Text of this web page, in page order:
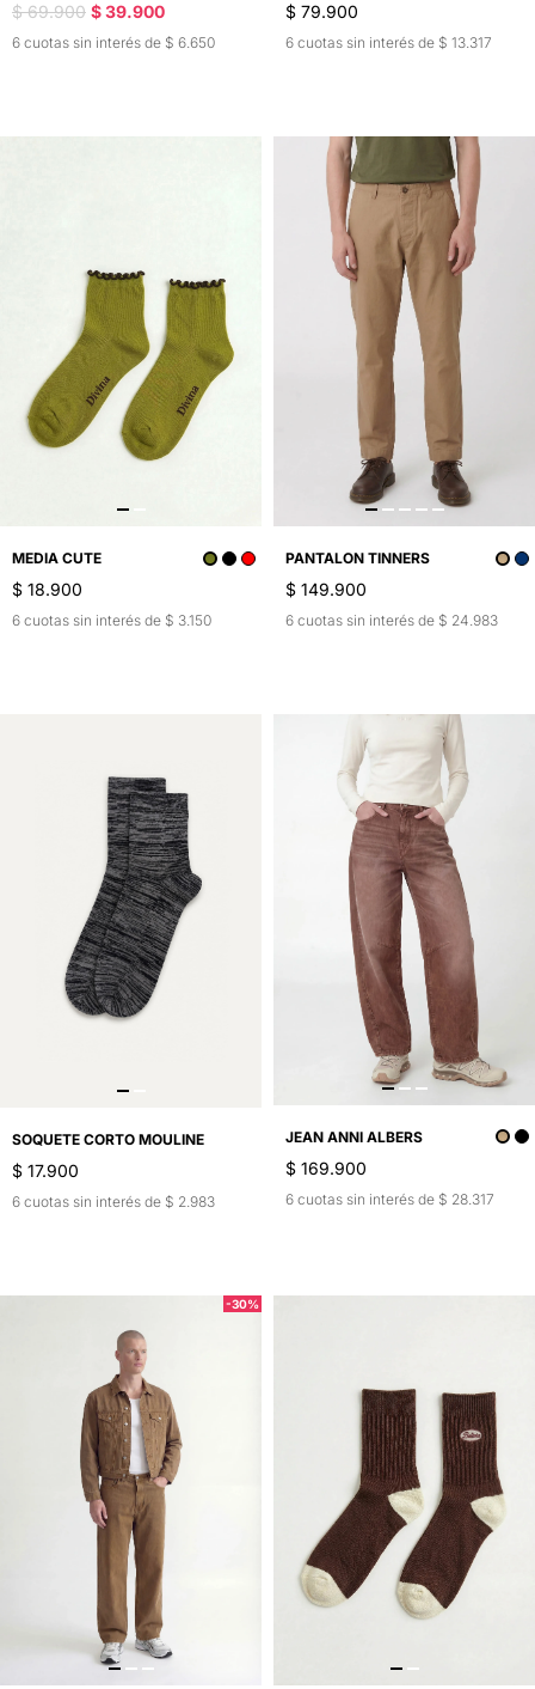
$ 69.900 $ 39.900
6 cuotas sin interés de $ 6.650
$ 79.900
6 cuotas sin interés de $ 13.317
MEDIA CUTE
$ 18.900
6 cuotas sin interés de $ 3.150
PANTALON TINNERS
$ 149.900
6 cuotas sin interés de $ 24.983
SOQUETE CORTO MOULINE
$ 17.900
6 cuotas sin interés de $ 2.983
JEAN ANNI ALBERS
$ 169.900
6 cuotas sin interés de $ 28.317
-30%